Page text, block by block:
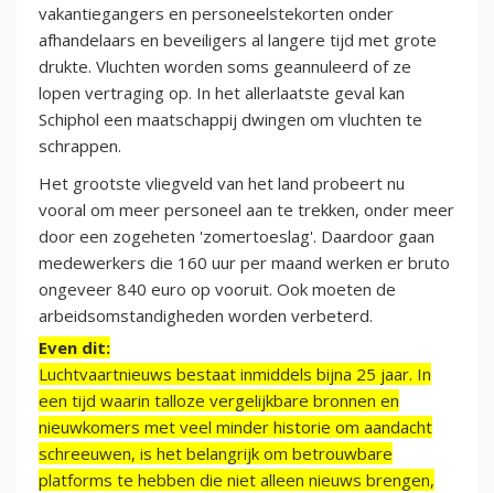
vakantiegangers en personeelstekorten onder
afhandelaars en beveiligers al langere tijd met grote
drukte. Vluchten worden soms geannuleerd of ze
lopen vertraging op. In het allerlaatste geval kan
Schiphol een maatschappij dwingen om vluchten te
schrappen.
Het grootste vliegveld van het land probeert nu
vooral om meer personeel aan te trekken, onder meer
door een zogeheten 'zomertoeslag'. Daardoor gaan
medewerkers die 160 uur per maand werken er bruto
ongeveer 840 euro op vooruit. Ook moeten de
arbeidsomstandigheden worden verbeterd.
Even dit:
Luchtvaartnieuws bestaat inmiddels bijna 25 jaar. In
een tijd waarin talloze vergelijkbare bronnen en
nieuwkomers met veel minder historie om aandacht
schreeuwen, is het belangrijk om betrouwbare
platforms te hebben die niet alleen nieuws brengen,